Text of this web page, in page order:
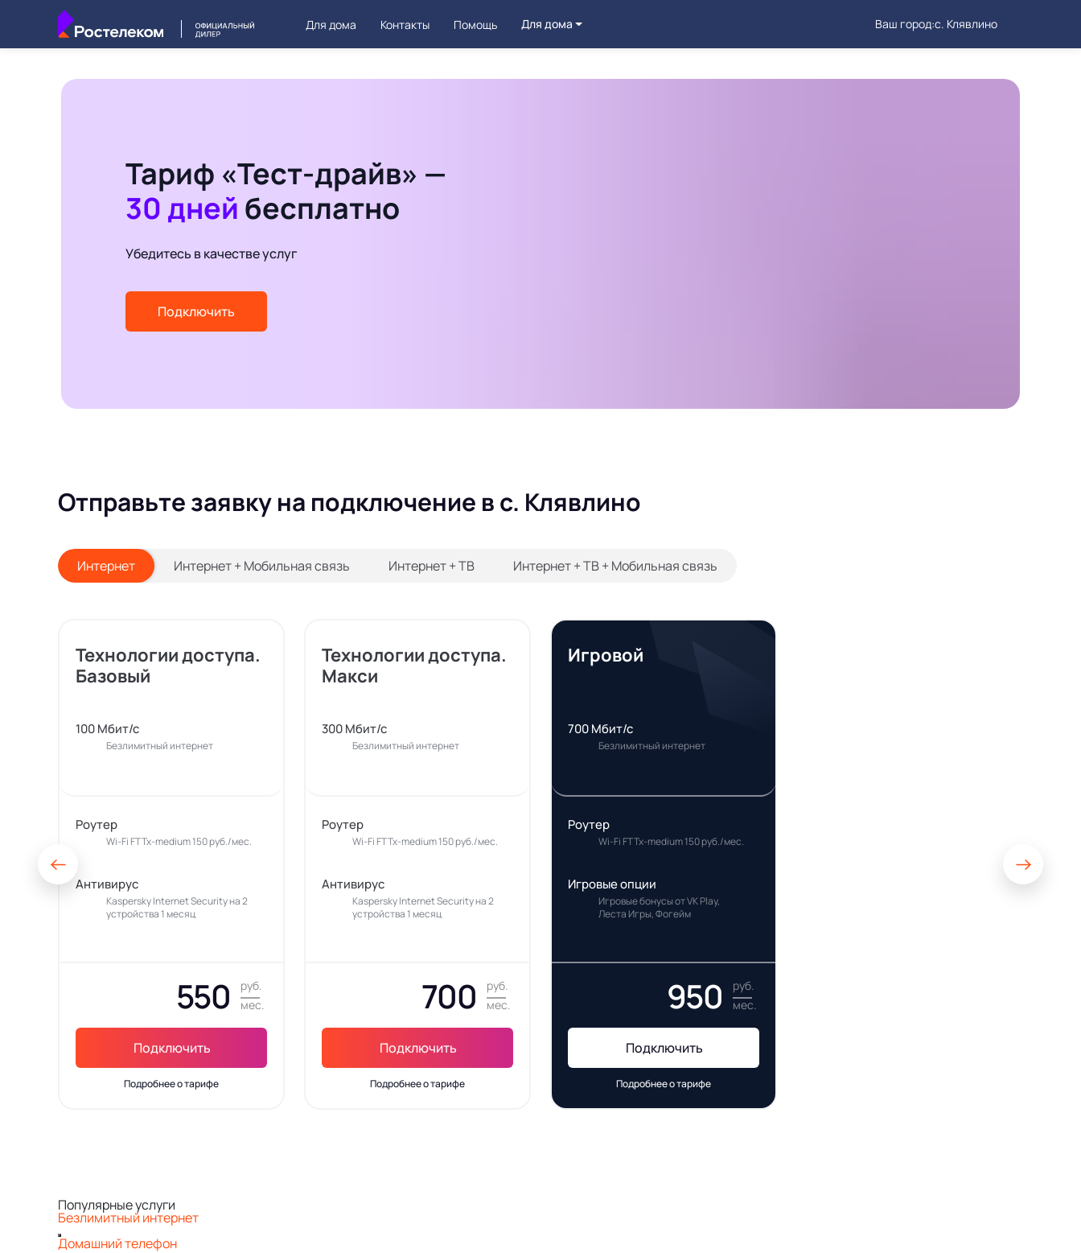
Для дома Контакты Помощь Для дома Ваш город:с. Клявлино
Тариф «Тест-драйв» —
30 дней бесплатно
Убедитесь в качестве услуг
Подключить
Отправьте заявку на подключение в с. Клявлино
Интернет Интернет + Мобильная связь Интернет + ТВ Интернет + ТВ + Мобильная связь
Технологии доступа.
Базовый
100 Мбит/с
Безлимитный интернет
Роутер
Wi-Fi FTTx-medium 150 руб./мес.
Антивирус
Kaspersky Internet Security на 2
устройства 1 месяц
550
руб.
мес.
Подключить
Подробнее о тарифе
Технологии доступа.
Макси
300 Мбит/с
Безлимитный интернет
Роутер
Wi-Fi FTTx-medium 150 руб./мес.
Антивирус
Kaspersky Internet Security на 2
устройства 1 месяц
700
руб.
мес.
Подключить
Подробнее о тарифе
Игровой
700 Мбит/с
Безлимитный интернет
Роутер
Wi-Fi FTTx-medium 150 руб./мес.
Игровые опции
Игровые бонусы от VK Play,
Леста Игры, Фогейм
950
руб.
мес.
Подключить
Подробнее о тарифе
Популярные услуги
Безлимитный интернет
Домашний телефон